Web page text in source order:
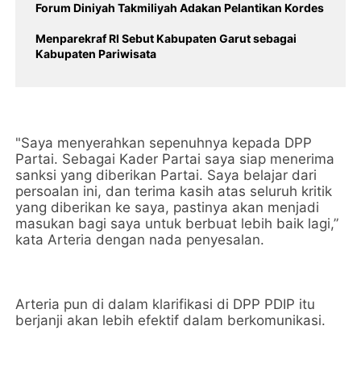
Forum Diniyah Takmiliyah Adakan Pelantikan Kordes
Menparekraf RI Sebut Kabupaten Garut sebagai
Kabupaten Pariwisata
"Saya menyerahkan sepenuhnya kepada DPP
Partai. Sebagai Kader Partai saya siap menerima
sanksi yang diberikan Partai. Saya belajar dari
persoalan ini, dan terima kasih atas seluruh kritik
yang diberikan ke saya, pastinya akan menjadi
masukan bagi saya untuk berbuat lebih baik lagi,”
kata Arteria dengan nada penyesalan.
Arteria pun di dalam klarifikasi di DPP PDIP itu
berjanji akan lebih efektif dalam berkomunikasi.